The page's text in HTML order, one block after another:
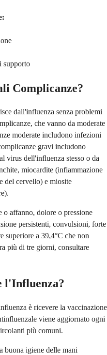
supporto
Complicanze?
dall'influenza senza problemi
che vanno da moderate
moderate includono infezioni
gravi includono
virus dell'influenza stesso o da
miocardite (infiammazione
del cervello) e miosite
affanno, dolore o pressione
persistenti, convulsioni, forte
superiore a 39,4°C che non
più di tre giorni, consultare
l'Influenza?
è ricevere la vaccinazione
viene aggiornato ogni
più comuni.
buona igiene delle mani